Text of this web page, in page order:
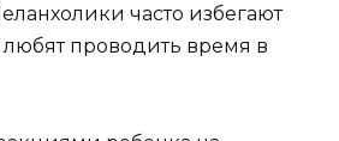
часто избегают
проводить время в